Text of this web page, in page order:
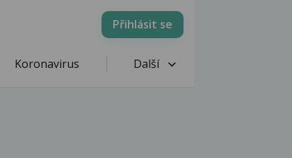
Přihlásit se
Koronavirus Další